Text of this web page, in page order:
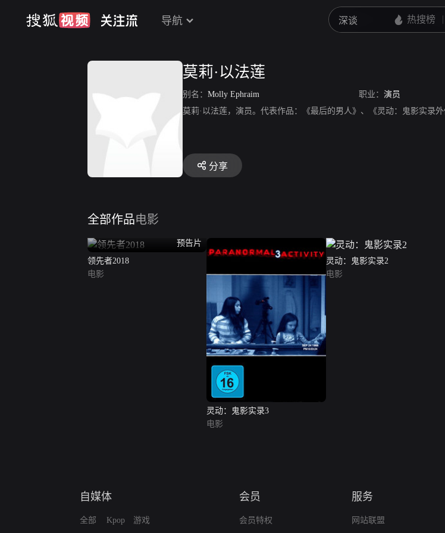
导航
莫莉·以法莲
别名： Molly Ephraim 职业： 演员
莫莉·以法莲，演员。代表作品：《最后的男人》、《灵动：鬼影实录
分享
全部作品电影
预告片
领先者2018
电影
灵动：鬼影实录3
电影
灵动：鬼影实录2
电影
自媒体
全部 Kpop 游戏
会员
会员特权
服务
网站联盟